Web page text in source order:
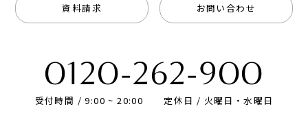
資料請求 お問い合わせ
0120-262-900
受付時間 / 9:00 ~ 20:00 定休日 / 火曜日・水曜日